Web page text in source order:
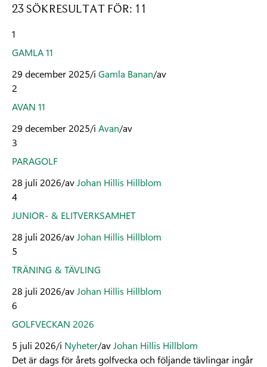
23 SÖKRESULTAT FÖR: 11
1
GAMLA 11
29 december 2025/i Gamla Banan/av
2
AVAN 11
29 december 2025/i Avan/av
3
PARAGOLF
28 juli 2026/avJohan Hillis Hillblom
4
JUNIOR- & ELITVERKSAMHET
28 juli 2026/avJohan Hillis Hillblom
5
TRÄNING & TÄVLING
28 juli 2026/avJohan Hillis Hillblom
6
GOLFVECKAN 2026
5 juli 2026/i Nyheter/avJohan Hillis Hillblom
Det är dags för årets golfvecka och följande tävlingar ingår